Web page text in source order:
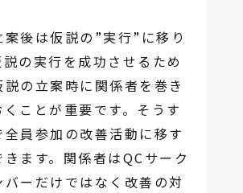
案後は仮説の”実行”に移り
説の実行を成功させるため
説の立案時に関係者を巻き
ことが重要です。そうす
全員参加の改善活動に移す
きます。関係者はQCサーク
バーだけではなく改善の対